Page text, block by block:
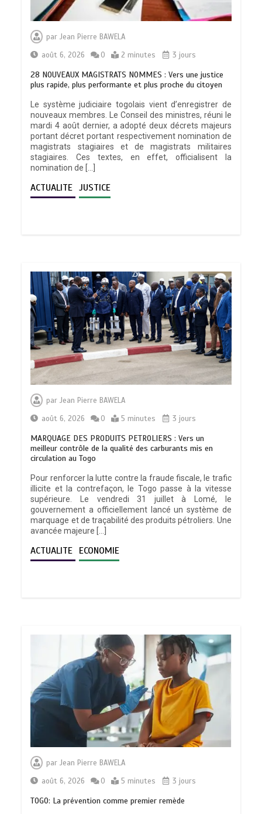
parJean Pierre BAWELA
août 6, 2026
0 2 minutes 3 jours
28 NOUVEAUX MAGISTRATS NOMMES : Vers une justice
plus rapide, plus performante et plus proche du citoyen
Le système judiciaire togolais vient d’enregistrer de
nouveaux membres. Le Conseil des ministres, réuni le
mardi 4 août dernier, a adopté deux décrets majeurs
portant décret portant respectivement nomination de
magistrats stagiaires et de magistrats militaires
stagiaires. Ces textes, en effet, officialisent la
nomination de […]
ACTUALITE JUSTICE
parJean Pierre BAWELA
août 6, 2026
0 5 minutes 3 jours
MARQUAGE DES PRODUITS PETROLIERS : Vers un
meilleur contrôle de la qualité des carburants mis en
circulation au Togo
Pour renforcer la lutte contre la fraude fiscale, le trafic
illicite et la contrefaçon, le Togo passe à la vitesse
supérieure. Le vendredi 31 juillet à Lomé, le
gouvernement a officiellement lancé un système de
marquage et de traçabilité des produits pétroliers. Une
avancée majeure […]
ACTUALITE ECONOMIE
parJean Pierre BAWELA
août 6, 2026
0 5 minutes 3 jours
TOGO: La prévention comme premier remède